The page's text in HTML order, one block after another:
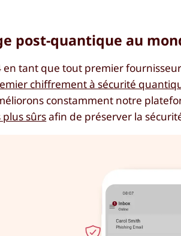
post-quantique au
en tant que tout premier
chiffrement à sécurité
constamment notre
sûrsafin de préserver la